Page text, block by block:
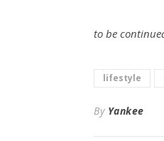
to be
lifestyle
By Yankee